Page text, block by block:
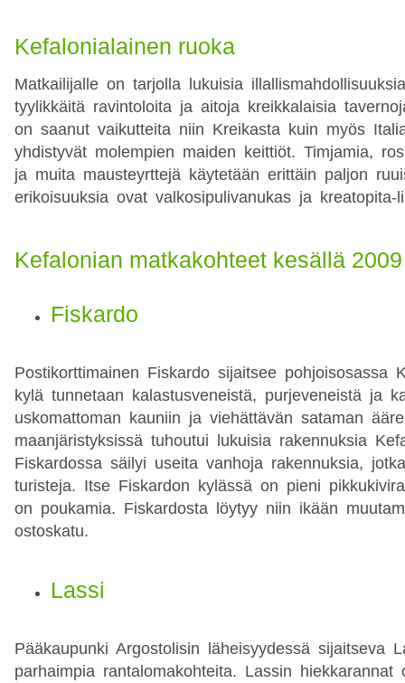
Kefalonialainen ruoka
Matkailijalle on tarjolla lukuisia
tyylikkäitä ravintoloita ja aitoja kreikkalaisia
on saanut vaikutteita niin Kreikasta kuin myös
yhdistyvät molempien maiden keittiöt. Timjamia,
ja muita mausteyrttejä käytetään erittäin paljon
erikoisuuksia ovat valkosipulivanukas ja kreatopita-
Kefalonian matkakohteet kesällä 2009
Fiskardo
Postikorttimainen Fiskardo sijaitsee pohjoisosassa
kylä tunnetaan kalastusveneistä, purjeveneistä ja
uskomattoman kauniin ja viehättävän sataman
maanjäristyksissä tuhoutui lukuisia rakennuksia
Fiskardossa säilyi useita vanhoja rakennuksia,
turisteja. Itse Fiskardon kylässä on pieni
on poukamia. Fiskardosta löytyy niin ikään
ostoskatu.
Lassi
Pääkaupunki Argostolisin läheisyydessä sijaitseva
parhaimpia rantalomakohteita. Lassin hiekkarannat